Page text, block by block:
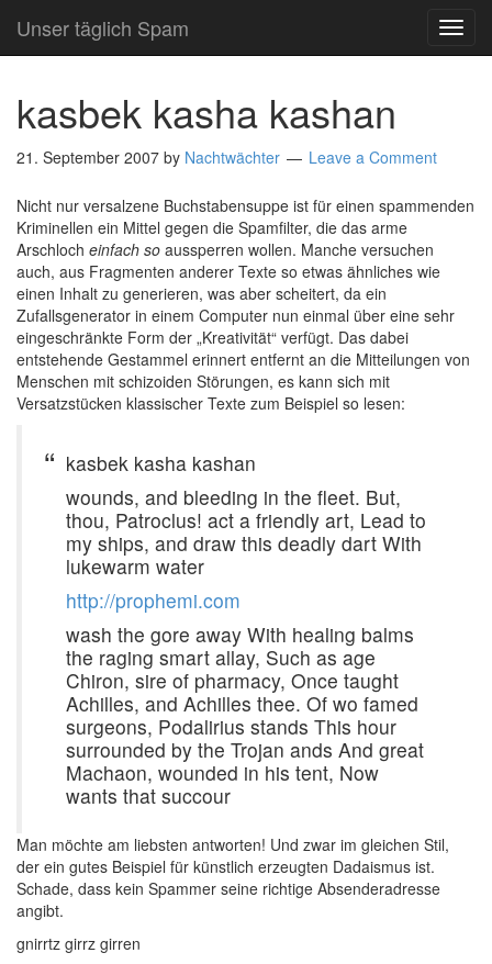
Unser täglich Spam
kasbek kasha kashan
21. September 2007 by Nachtwächter Leave a Comment
Nicht nur versalzene Buchstabensuppe ist für einen spammenden
Kriminellen ein Mittel gegen die Spamfilter, die das arme
Arschloch einfach so aussperren wollen. Manche versuchen
auch, aus Fragmenten anderer Texte so etwas ähnliches wie
einen Inhalt zu generieren, was aber scheitert, da ein
Zufallsgenerator in einem Computer nun einmal über eine sehr
eingeschränkte Form der „Kreativität“ verfügt. Das dabei
entstehende Gestammel erinnert entfernt an die Mitteilungen von
Menschen mit schizoiden Störungen, es kann sich mit
Versatzstücken klassischer Texte zum Beispiel so lesen:
kasbek kasha kashan
wounds, and bleeding in the fleet. But,
thou, Patroclus! act a friendly art, Lead to
my ships, and draw this deadly dart With
lukewarm water
http://prophemi.com
wash the gore away With healing balms
the raging smart allay, Such as age
Chiron, sire of pharmacy, Once taught
Achilles, and Achilles thee. Of wo famed
surgeons, Podalirius stands This hour
surrounded by the Trojan ands And great
Machaon, wounded in his tent, Now
wants that succour
Man möchte am liebsten antworten! Und zwar im gleichen Stil,
der ein gutes Beispiel für künstlich erzeugten Dadaismus ist.
Schade, dass kein Spammer seine richtige Absenderadresse
angibt.
gnirrtz girrz girren